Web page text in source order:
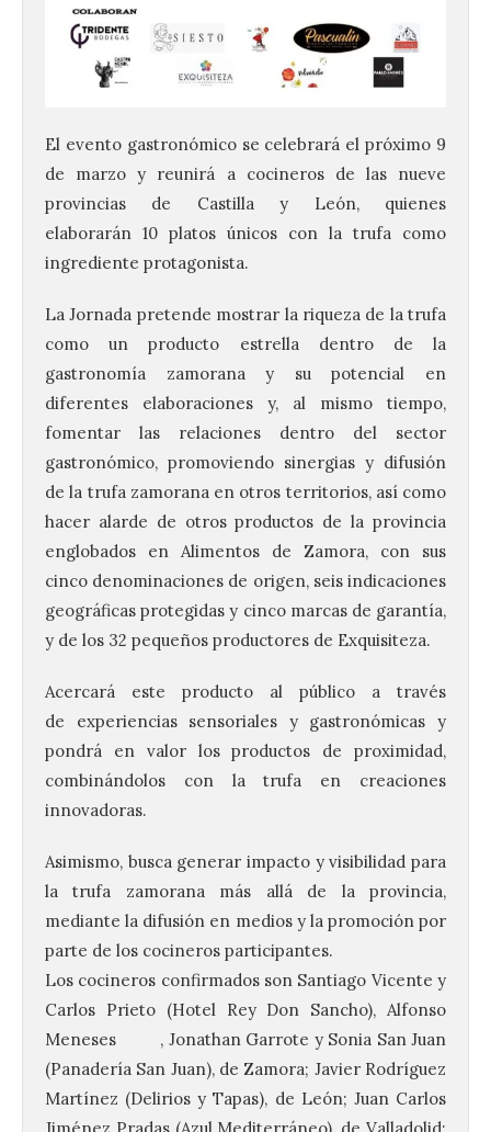
El evento gastronómico se celebrará el próximo 9
de marzo y reunirá a cocineros de las nueve
provincias de Castilla y León, quienes
elaborarán 10 platos únicos con la trufa como
ingrediente protagonista.
La Jornada pretende mostrar la riqueza de la trufa
como un producto estrella dentro de la
gastronomía zamorana y su potencial en
diferentes elaboraciones y, al mismo tiempo,
fomentar las relaciones dentro del sector
gastronómico, promoviendo sinergias y difusión
de la trufa zamorana en otros territorios, así como
hacer alarde de otros productos de la provincia
englobados en Alimentos de Zamora, con sus
cinco denominaciones de origen, seis indicaciones
geográficas protegidas y cinco marcas de garantía,
y de los 32 pequeños productores de Exquisiteza.
Acercará este producto al público a través
de experiencias sensoriales y gastronómicas y
pondrá en valor los productos de proximidad,
combinándolos con la trufa en creaciones
innovadoras.
Asimismo, busca generar impacto y visibilidad para
la trufa zamorana más allá de la provincia,
mediante la difusión en medios y la promoción por
parte de los cocineros participantes.
Los cocineros confirmados son Santiago Vicente y
Carlos Prieto (Hotel Rey Don Sancho), Alfonso
Meneses , Jonathan Garrote y Sonia San Juan
(Panadería San Juan), de Zamora; Javier Rodríguez
Martínez (Delirios y Tapas), de León; Juan Carlos
La UPSA impulsa la
creación musical con el I
Concurso Internacional de
Composición Coral Sacra
8 Ago 2026